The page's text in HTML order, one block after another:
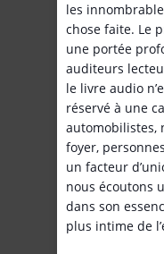
les
chose faite. Le
une portée
auditeurs
le livre audio
réservé à une
automobilistes,
foyer,
un facteur
nous écoutons
dans son
plus intime de